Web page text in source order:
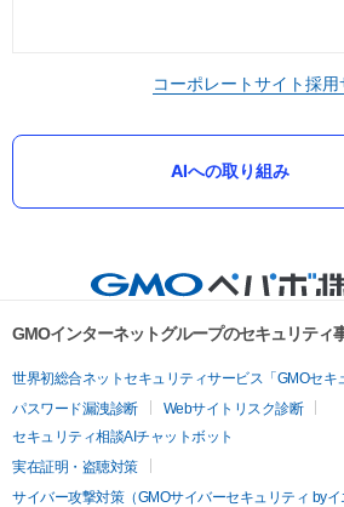
コーポレートサイト採用
AIへの取り組み
GMOインターネットグループのセキュリティ
世界初総合ネットセキュリティサービス「GMOセキ
パスワード漏洩診断
Webサイトリスク診断
セキュリティ相談AIチャットボット
実在証明・盗聴対策
サイバー攻撃対策（GMOサイバーセキュリティ byイ